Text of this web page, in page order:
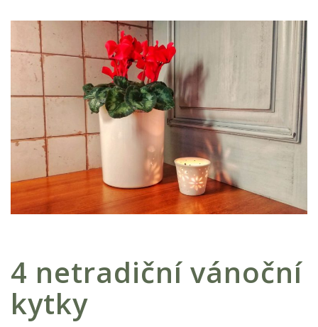
4 netradiční vánoční
kytky